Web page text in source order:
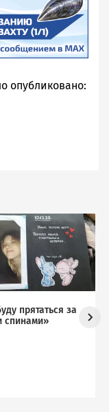
опубликовано:
прятаться за
спинами»